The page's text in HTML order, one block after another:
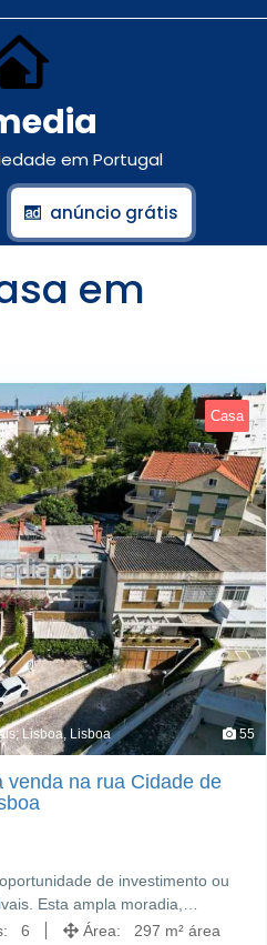
em Portugal
anúncio grátis
em
Casa
Lisboa, Lisboa 55
venda na rua Cidade de
de investimento ou
Esta ampla moradia,…
6
Área: 297 m² área